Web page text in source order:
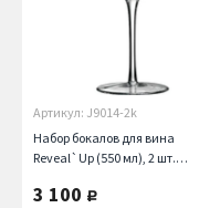
Артикул: J9014-2k
Набор бокалов для вина
Reveal`Up (550 мл), 2 шт.
3 100 руб.